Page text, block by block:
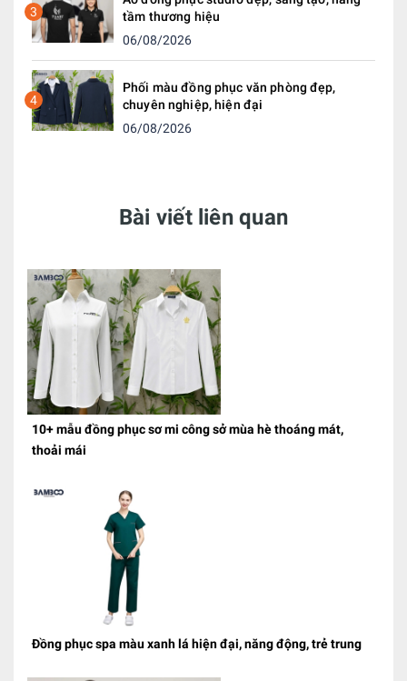
3
tầm thương hiệu
06/08/2026
4
Phối màu đồng phục văn phòng đẹp,
chuyên nghiệp, hiện đại
06/08/2026
Bài viết liên quan
10+ mẫu đồng phục sơ mi công sở mùa hè thoáng mát,
thoải mái
Đồng phục spa màu xanh lá hiện đại, năng động, trẻ trung